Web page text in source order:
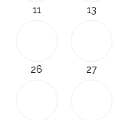
11 13
26 27